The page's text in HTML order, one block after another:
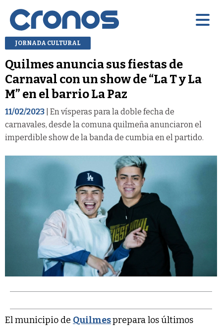
JORNADA CULTURAL
Quilmes anuncia sus fiestas de
Carnaval con un show de “La T y La
M” en el barrio La Paz
11/02/2023 | En vísperas para la doble fecha de
carnavales, desde la comuna quilmeña anunciaron el
imperdible show de la banda de cumbia en el partido.
El municipio de Quilmesprepara los últimos